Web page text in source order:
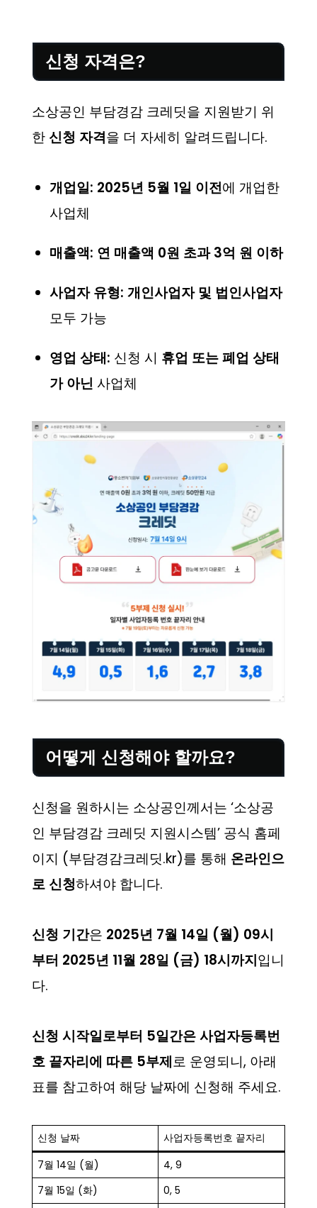
신청 자격은?
소상공인 부담경감 크레딧을 지원받기 위
한신청 자격을 더 자세히 알려드립니다.
개업일: 2025년 5월 1일 이전에 개업한
사업체
매출액: 연 매출액 0원 초과 3억 원 이하
사업자 유형: 개인사업자 및 법인사업자
모두 가능
영업 상태: 신청 시 휴업 또는 폐업 상태
가 아닌 사업체
어떻게 신청해야 할까요?
신청을 원하시는 소상공인께서는 ‘소상공
인 부담경감 크레딧 지원시스템’ 공식 홈페
이지 (부담경감크레딧.kr)를 통해 온라인으
로 신청하셔야 합니다.
신청 기간은 2025년 7월 14일 (월) 09시
부터 2025년 11월 28일 (금) 18시까지입니
다.
신청 시작일로부터 5일간은 사업자등록번
호 끝자리에 따른 5부제로 운영되니, 아래
표를 참고하여 해당 날짜에 신청해 주세요.
신청 날짜
사업자등록번호 끝자리
7월 14일 (월)
4, 9
7월 15일 (화)
0, 5